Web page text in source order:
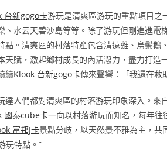
台新gogo卡游玩是清爽區游玩的重點項目之
、水云天碧沙島等等。除了游玩但剛進進
點。清爽區的村落特產包含清遠雞、烏鬃鵝
天賦，激起鄉村成長的內活潑力，盡力打
續Klook 台新gogo卡傳來聲響：「我還在救
達人們都對清爽區的村落游玩印象深入。來
國泰cube卡一向以村落游玩而知名，每年
富邦J卡景點分歧，以天然景不雅為主，共
玩特點。”